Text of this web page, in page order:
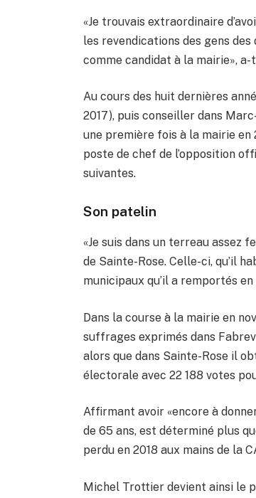
«Je trouvais extraordinaire
les revendications des gens
comme candidat à la mairie»,
Au cours des huit dernières
2017), puis conseiller dans
une première fois à la mairie
poste de chef de l’opposition
suivantes.
Son patelin
«Je suis dans un terreau assez
de Sainte-Rose. Celle-ci, qu’il
municipaux qu’il a remportés en
Dans la course à la mairie en
suffrages exprimés dans
alors que dans Sainte-Rose il
électorale avec 22 188 votes
Affirmant avoir «encore à
de 65 ans, est déterminé plus
perdu en 2018 aux mains de la
Michel Trottier devient ainsi le